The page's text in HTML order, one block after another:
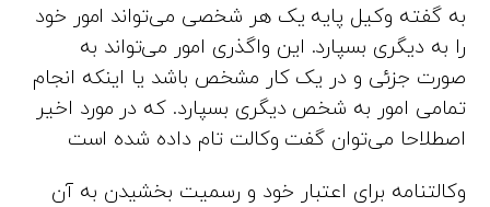
به گفته وکیل پایه یک هر شخصی می‌تواند امور خود
را به دیگری بسپارد. این واگذری امور می‌تواند به
صورت جزئی و در یک کار مشخص باشد یا اینکه انجام
تمامی امور به شخص دیگری بسپارد. که در مورد اخیر
اصطلاحا می‌توان گفت وکالت تام داده شده است
وکالتنامه برای اعتبار خود و رسمیت بخشیدن به آن